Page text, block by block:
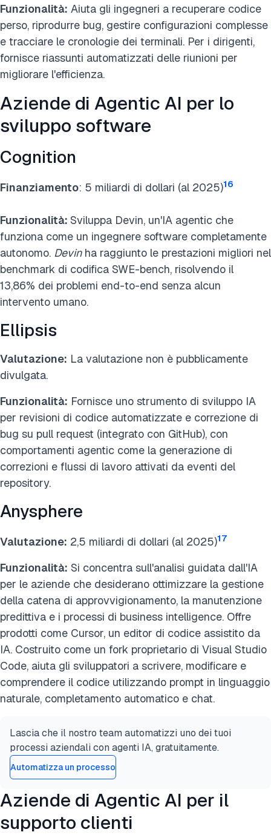
Funzionalità: Aiuta gli ingegneri a recuperare codice
perso, riprodurre bug, gestire configurazioni complesse
e tracciare le cronologie dei terminali. Per i dirigenti,
fornisce riassunti automatizzati delle riunioni per
migliorare l'efficienza.
Aziende di Agentic AI per lo
sviluppo software
Cognition
Finanziamento: 5 miliardi di dollari (al 2025)16
Funzionalità: Sviluppa Devin, un'IA agentic che
funziona come un ingegnere software completamente
autonomo. Devinha raggiunto le prestazioni migliori nel
benchmark di codifica SWE-bench, risolvendo il
13,86% dei problemi end-to-end senza alcun
intervento umano.
Ellipsis
Valutazione: La valutazione non è pubblicamente
divulgata.
Funzionalità: Fornisce uno strumento di sviluppo IA
per revisioni di codice automatizzate e correzione di
bug su pull request (integrato con GitHub), con
comportamenti agentic come la generazione di
correzioni e flussi di lavoro attivati da eventi del
repository.
Anysphere
Valutazione: 2,5 miliardi di dollari (al 2025)17
Funzionalità: Si concentra sull'analisi guidata dall'IA
per le aziende che desiderano ottimizzare la gestione
della catena di approvvigionamento, la manutenzione
predittiva e i processi di business intelligence. Offre
prodotti come Cursor, un editor di codice assistito da
IA. Costruito come un fork proprietario di Visual Studio
Code, aiuta gli sviluppatori a scrivere, modificare e
comprendere il codice utilizzando prompt in linguaggio
naturale, completamento automatico e chat.
Lascia che il nostro team automatizzi uno dei tuoi
processi aziendali con agenti IA, gratuitamente.
Automatizza un processo
Aziende di Agentic AI per il
supporto clienti